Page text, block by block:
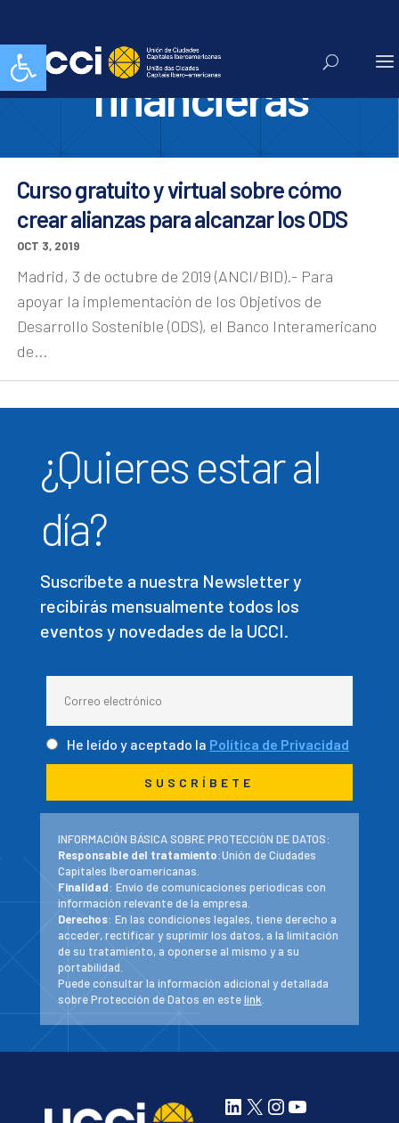
Abrir barra de herramientasentidades
financieras
Curso gratuito y virtual sobre cómo
crear alianzas para alcanzar los ODS
OCT 3, 2019
Madrid, 3 de octubre de 2019 (ANCI/BID).- Para
apoyar la implementación de los Objetivos de
Desarrollo Sostenible (ODS), el Banco Interamericano
de...
¿Quieres estar al
día?
Suscríbete a nuestra Newsletter y
recibirás mensualmente todos los
eventos y novedades de la UCCI.
He leído y aceptado la Política de Privacidad
INFORMACIÓN BÁSICA SOBRE PROTECCIÓN DE DATOS:
Responsable del tratamiento:Unión de Ciudades
Capitales Iberoamericanas.
Finalidad: Envío de comunicaciones periodicas con
información relevante de la empresa.
Derechos: En las condiciones legales, tiene derecho a
acceder, rectificar y suprimir los datos, a la limitación
de su tratamiento, a oponerse al mismo y a su
portabilidad.
Puede consultar la información adicional y detallada
sobre Protección de Datos en estelink
LinkedIn
X Instagram
YouTube